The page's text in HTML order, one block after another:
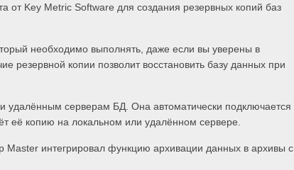
от Key Metric Software для создания резервных копий баз
необходимо выполнять, даже если вы уверены в
резервной копии позволит восстановить базу данных при
удалённым серверам БД. Она автоматически подключается
её копию на локальном или удалённом сервере.
Master интегрировал функцию архивации данных в архивы с